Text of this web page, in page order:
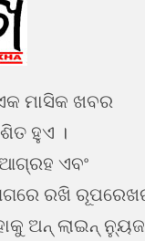
ମାସିକ ଖବର
ହୁଏ ।
ଏବଂ
ରଖି
ଅନ୍ ଲାଇନ୍ ନ୍ୟୁଜ